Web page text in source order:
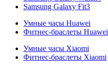
Samsung Galaxy Fit3
Умные часы Huawei
Фитнес-браслеты Huawei
Умные часы Xiaomi
Фитнес-браслеты Xiaomi